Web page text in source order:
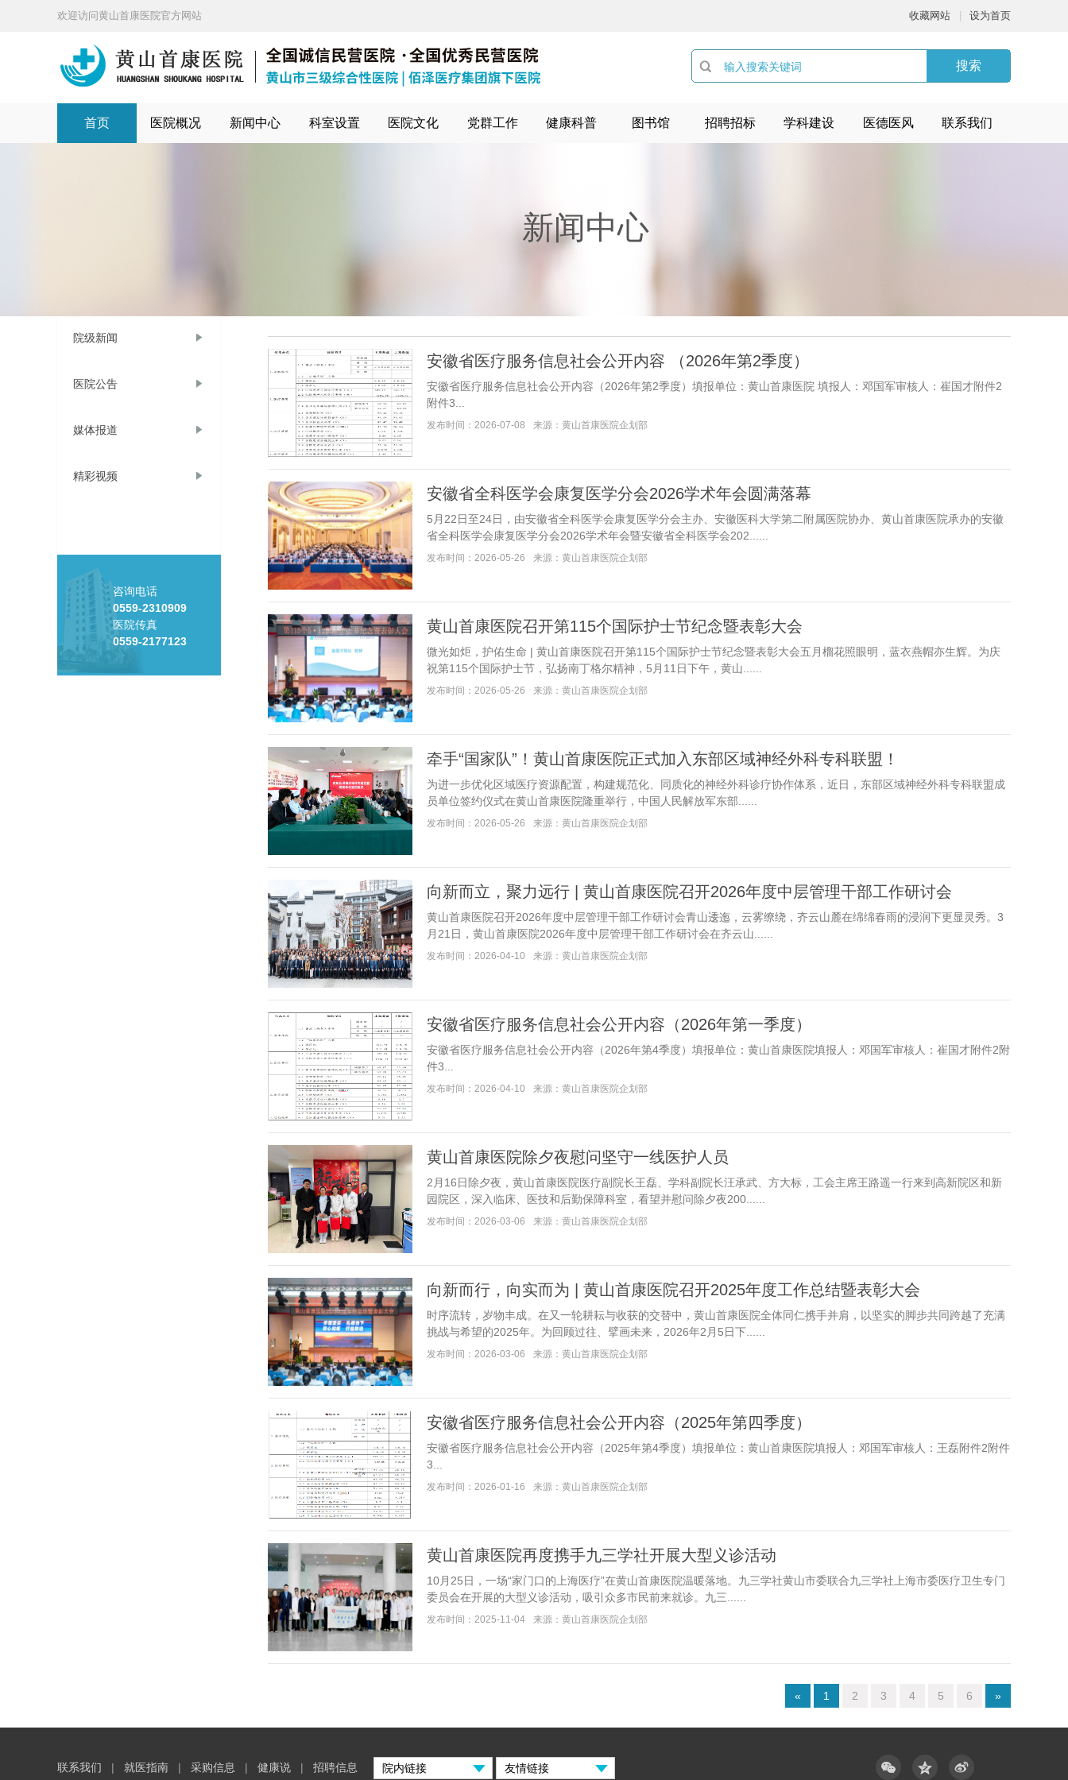
欢迎访问黄山首康医院官方网站 收藏网站 设为首页
 搜索
首页 医院概况 新闻中心 科室设置 医院文化 党群工作 健康科普 图书馆 招聘招标 学科建设 医德医风 联系我们
新闻中心
院级新闻
医院公告
媒体报道
精彩视频
咨询电话
0559-2310909
医院传真
0559-2177123
安徽省医疗服务信息社会公开内容 （2026年第2季度）
安徽省医疗服务信息社会公开内容（2026年第2季度）填报单位：黄山首康医院 填报人：邓国军审核人：崔国才附件2
附件3...
发布时间：2026-07-08 来源：黄山首康医院企划部
安徽省全科医学会康复医学分会2026学术年会圆满落幕
5月22日至24日，由安徽省全科医学会康复医学分会主办、安徽医科大学第二附属医院协办、黄山首康医院承办的安徽
省全科医学会康复医学分会2026学术年会暨安徽省全科医学会202......
发布时间：2026-05-26 来源：黄山首康医院企划部
黄山首康医院召开第115个国际护士节纪念暨表彰大会
微光如炬，护佑生命 | 黄山首康医院召开第115个国际护士节纪念暨表彰大会五月榴花照眼明，蓝衣燕帽亦生辉。为庆
祝第115个国际护士节，弘扬南丁格尔精神，5月11日下午，黄山......
发布时间：2026-05-26 来源：黄山首康医院企划部
牵手“国家队”！黄山首康医院正式加入东部区域神经外科专科联盟！
为进一步优化区域医疗资源配置，构建规范化、同质化的神经外科诊疗协作体系，近日，东部区域神经外科专科联盟成
员单位签约仪式在黄山首康医院隆重举行，中国人民解放军东部......
发布时间：2026-05-26 来源：黄山首康医院企划部
向新而立，聚力远行 | 黄山首康医院召开2026年度中层管理干部工作研讨会
黄山首康医院召开2026年度中层管理干部工作研讨会青山逶迤，云雾缭绕，齐云山麓在绵绵春雨的浸润下更显灵秀。3
月21日，黄山首康医院2026年度中层管理干部工作研讨会在齐云山......
发布时间：2026-04-10 来源：黄山首康医院企划部
安徽省医疗服务信息社会公开内容（2026年第一季度）
安徽省医疗服务信息社会公开内容（2026年第4季度）填报单位：黄山首康医院填报人：邓国军审核人：崔国才附件2附
件3...
发布时间：2026-04-10 来源：黄山首康医院企划部
黄山首康医院除夕夜慰问坚守一线医护人员
2月16日除夕夜，黄山首康医院医疗副院长王磊、学科副院长汪承武、方大标，工会主席王路遥一行来到高新院区和新
园院区，深入临床、医技和后勤保障科室，看望并慰问除夕夜200......
发布时间：2026-03-06 来源：黄山首康医院企划部
向新而行，向实而为 | 黄山首康医院召开2025年度工作总结暨表彰大会
时序流转，岁物丰成。在又一轮耕耘与收获的交替中，黄山首康医院全体同仁携手并肩，以坚实的脚步共同跨越了充满
挑战与希望的2025年。为回顾过往、擘画未来，2026年2月5日下......
发布时间：2026-03-06 来源：黄山首康医院企划部
安徽省医疗服务信息社会公开内容（2025年第四季度）
安徽省医疗服务信息社会公开内容（2025年第4季度）填报单位：黄山首康医院填报人：邓国军审核人：王磊附件2附件
3...
发布时间：2026-01-16 来源：黄山首康医院企划部
黄山首康医院再度携手九三学社开展大型义诊活动
10月25日，一场“家门口的上海医疗”在黄山首康医院温暖落地。九三学社黄山市委联合九三学社上海市委医疗卫生专门
委员会在开展的大型义诊活动，吸引众多市民前来就诊。九三......
发布时间：2025-11-04 来源：黄山首康医院企划部
« 1 2 3 4 5 6 »
联系我们 | 就医指南 | 采购信息 | 健康说 | 招聘信息   